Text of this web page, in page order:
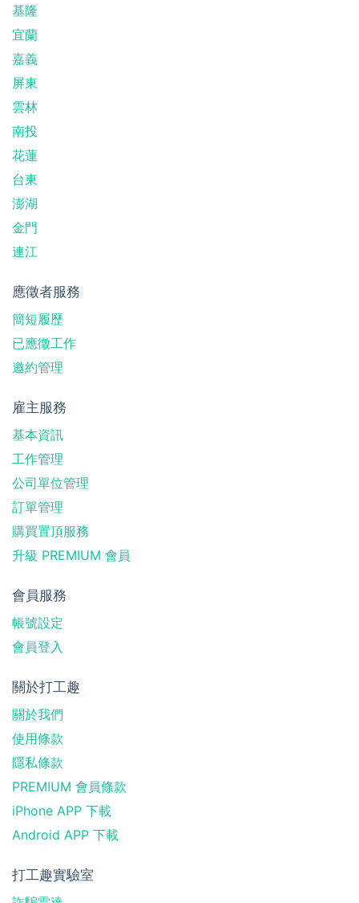
基隆
宜蘭
嘉義
屏東
雲林
南投
花蓮
台東
澎湖
金門
連江
應徵者服務
簡短履歷
已應徵工作
邀約管理
雇主服務
基本資訊
工作管理
公司單位管理
訂單管理
購買置頂服務
升級 PREMIUM 會員
會員服務
帳號設定
會員登入
關於打工趣
關於我們
使用條款
隱私條款
PREMIUM 會員條款
iPhone APP 下載
Android APP 下載
打工趣實驗室